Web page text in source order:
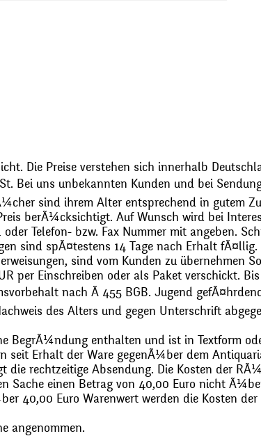
Die Preise verstehen sich innerhalb
Bei uns unbekannten Kunden und bei
sind ihrem Alter entsprechend in gutem
berÃ¼cksichtigt. Auf Wunsch wird bei
Telefon- bzw. Fax Nummer mit angeben.
sind spÃ¤testens 14 Tage nach Erhalt fÃ¤llig.
sind vom Kunden zu übernehmen
per Einschreiben oder als Paket verschickt.
nach Ã 455 BGB. Jugend
des Alters und gegen Unterschrift
BegrÃ¼ndung enthalten und ist in Textform
seit Erhalt der Ware gegenÃ¼ber dem
die rechtzeitige Absendung. Die Kosten der
Sache einen Betrag von 40,00 Euro nicht
40,00 Euro Warenwert werden die Kosten
angenommen.